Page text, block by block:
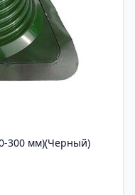
300 мм)(Черный)